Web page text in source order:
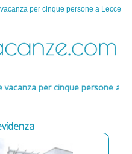
per cinque persone a Lecce
per cinque persone a